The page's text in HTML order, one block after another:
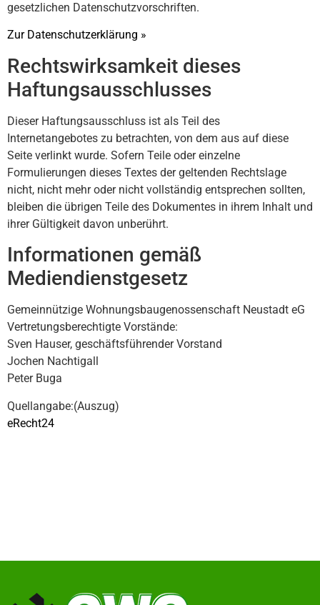
gesetzlichen Datenschutzvorschriften.
Zur Datenschutzerklärung »
Rechtswirksamkeit dieses
Haftungsausschlusses
Dieser Haftungsausschluss ist als Teil des
Internetangebotes zu betrachten, von dem aus auf diese
Seite verlinkt wurde. Sofern Teile oder einzelne
Formulierungen dieses Textes der geltenden Rechtslage
nicht, nicht mehr oder nicht vollständig entsprechen sollten,
bleiben die übrigen Teile des Dokumentes in ihrem Inhalt und
ihrer Gültigkeit davon unberührt.
Informationen gemäß
Mediendienstgesetz
Gemeinnützige Wohnungsbaugenossenschaft Neustadt eG
Vertretungsberechtigte Vorstände:
Sven Hauser, geschäftsführender Vorstand
Jochen Nachtigall
Peter Buga
Quellangabe:(Auszug)
eRecht24